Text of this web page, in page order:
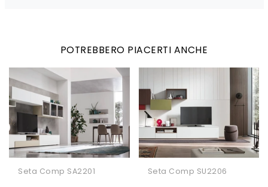
POTREBBERO PIACERTI ANCHE
Seta Comp SA2201 Seta Comp SU2206